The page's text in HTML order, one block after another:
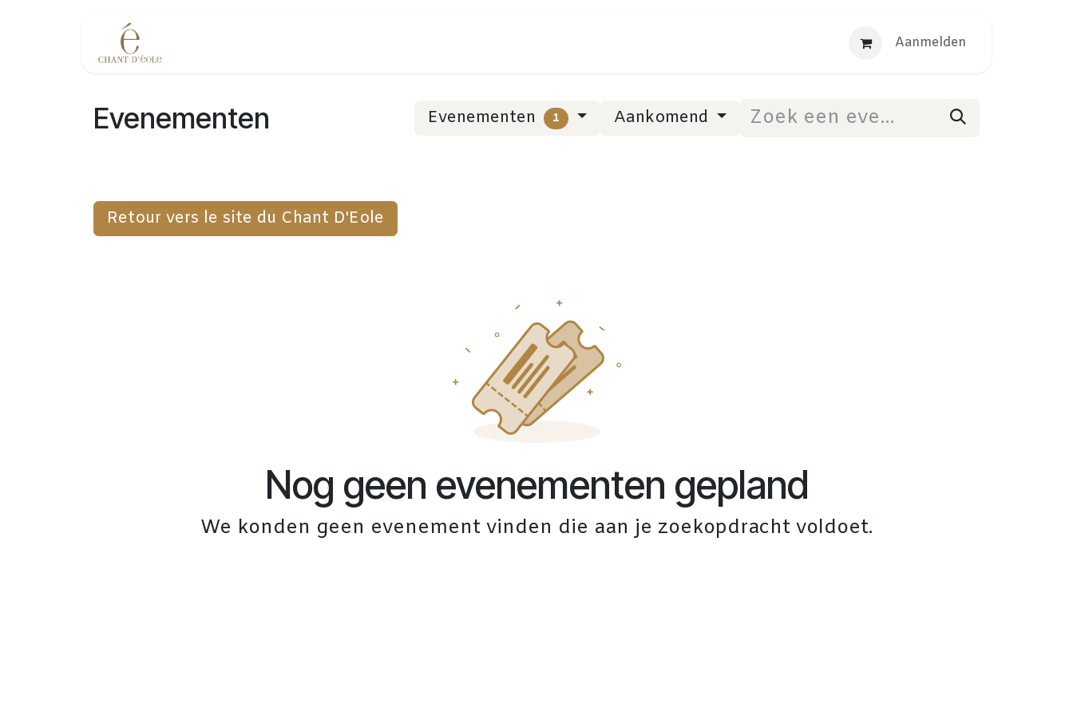
Aanmelden
Evenementen Evenementen 1 Aankomend
Retour vers le site du Chant D'Eole
Nog geen evenementen gepland
We konden geen evenement vinden die aan je zoekopdracht voldoet.